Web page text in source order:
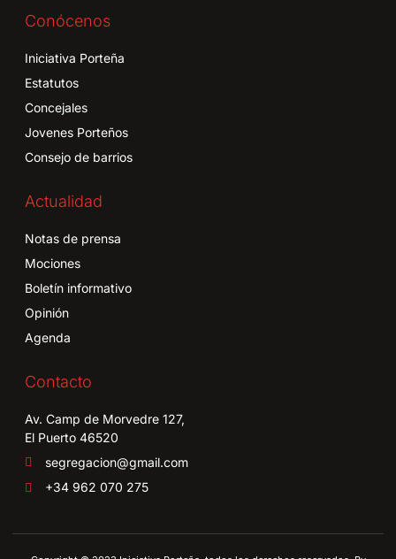
Conócenos
Iniciativa Porteña
Estatutos
Concejales
Jovenes Porteños
Consejo de barrios
Actualidad
Notas de prensa
Mociones
Boletín informativo
Opinión
Agenda
Contacto
Av. Camp de Morvedre 127,
El Puerto 46520
segregacion@gmail.com
+34 962 070 275